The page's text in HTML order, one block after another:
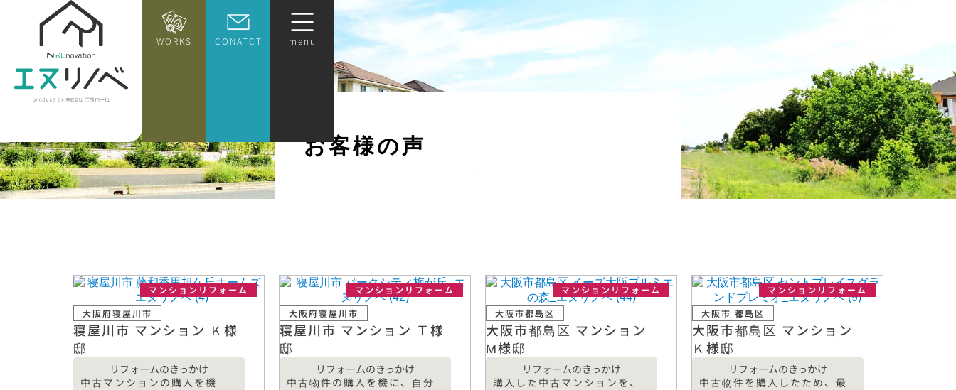
WORKS CONATCT menu
お客様の声
大阪府寝屋川市
寝屋川市 マンション Ｋ様
邸
リフォームのきっかけ
中古マンションの購入を機
マンションリフォーム
大阪府寝屋川市
寝屋川市 マンション Ｔ様
邸
リフォームのきっかけ
中古物件の購入を機に、自分
マンションリフォーム
大阪市都島区
大阪市都島区 マンション
М様邸
リフォームのきっかけ
購入した中古マンションを、
マンションリフォーム
大阪市 都島区
大阪市都島区 マンション
Ｋ様邸
リフォームのきっかけ
中古物件を購入したため、最
マンションリフォーム